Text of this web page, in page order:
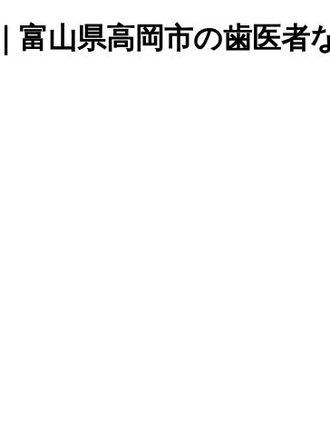
山県高岡市の歯医者